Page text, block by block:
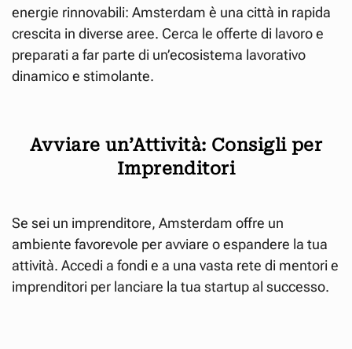
energie rinnovabili: Amsterdam è una città in rapida
crescita in diverse aree. Cerca le offerte di lavoro e
preparati a far parte di un’ecosistema lavorativo
dinamico e stimolante.
Avviare un’Attività: Consigli per
Imprenditori
Se sei un imprenditore, Amsterdam offre un
ambiente favorevole per avviare o espandere la tua
attività. Accedi a fondi e a una vasta rete di mentori e
imprenditori per lanciare la tua startup al successo.